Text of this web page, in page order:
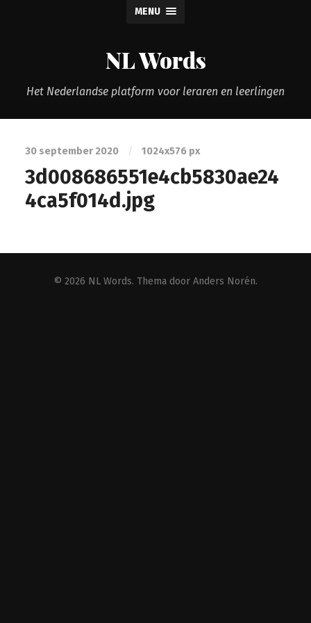
MENU
NL Words
Het Nederlandse platform voor leraren en leerlingen
30 september 2020 / 1024x576 px
3d008686551e4cb5830ae24
4ca5f014d.jpg
© 2026 NL Words. Thema door Anders Norén.